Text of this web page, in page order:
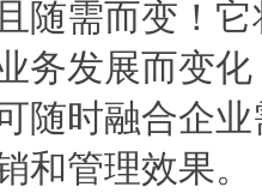
随需而变！
务发展而变
随时融合企
和管理效果。